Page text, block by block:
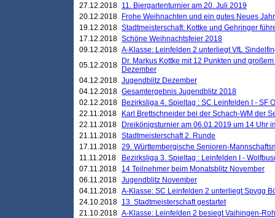
27.12.2018 11. Biergartenturnier am 20. Juli 2019
20.12.2018
Frohe Weihnachten und ein gutes Neues
19.12.2018 Stadtmeisterschaft: Kottke und Gehringer
17.12.2018 Schöne Weihnachtsfeier 2018
09.12.2018 A-Klasse: Leinfelden 2 unterliegt VfL
05.12.2018
Dr. Markus Kottke mit 12 Punkten und
Dezember
04.12.2018 Jugendblitz Dezember
04.12.2018 Gesamtergebnis Jugendblitz 2018
02.12.2018
Bezirksliga 4. Spieltag : SC Leinfelden I - SF
22.11.2018
Karl Brettschneider bei der Schach-WM der
22.11.2018
Dreikönigsturnier am 06.01.2019 um 14 Uhr
21.11.2018 Stadtmeisterschaft 2. Runde
17.11.2018 29. Württembergische Senioren-
11.11.2018
Bezirksliga 3. Spieltag : Leinfelden I -
07.11.2018
14 Teilnehmer beim Monatsblitz November
06.11.2018 Jugendblitz November
04.11.2018 A-Klasse: SC Leinfelden 2 unterliegt Spvgg
24.10.2018 13. Stadtmeisterschaft gestartet
21.10.2018 A-Klasse: Leinfelden 2 besiegt Vaihingen-